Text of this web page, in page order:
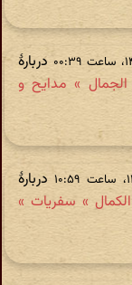
دربارهٔ
» مدایح و
دربارهٔ
» سفریات »